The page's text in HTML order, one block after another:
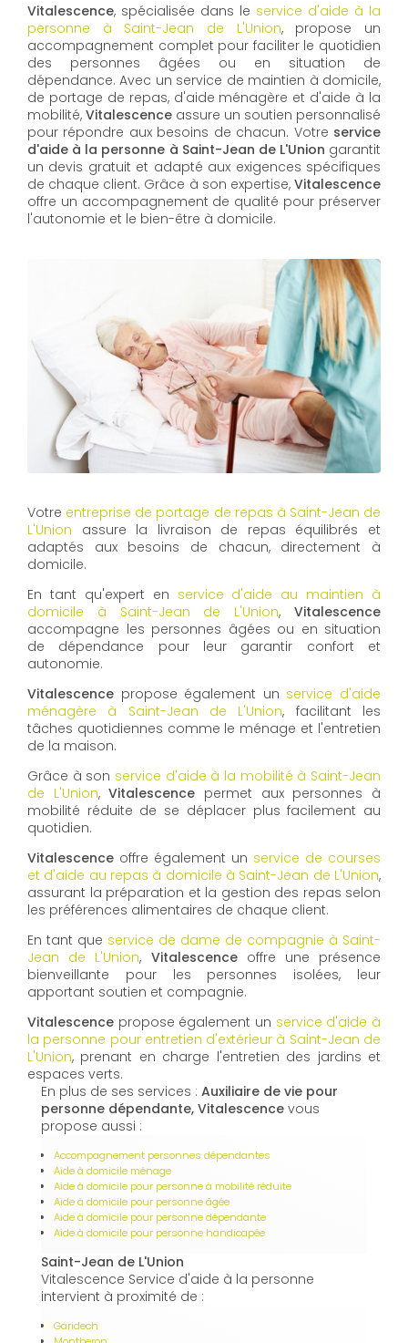
Vitalescence, spécialisée dans le service d'aide à la
personne à Saint-Jean de L'Union, propose un
accompagnement complet pour faciliter le quotidien
des personnes âgées ou en situation de
dépendance. Avec un service de maintien à domicile,
de portage de repas, d'aide ménagère et d'aide à la
mobilité, Vitalescence assure un soutien personnalisé
pour répondre aux besoins de chacun. Votre service
d'aide à la personne à Saint-Jean de L'Union garantit
un devis gratuit et adapté aux exigences spécifiques
de chaque client. Grâce à son expertise, Vitalescence
offre un accompagnement de qualité pour préserver
l'autonomie et le bien-être à domicile.
Votre entreprise de portage de repas à Saint-Jean de
L'Union assure la livraison de repas équilibrés et
adaptés aux besoins de chacun, directement à
domicile.
En tant qu'expert en service d'aide au maintien à
domicile à Saint-Jean de L'Union,Vitalescence
accompagne les personnes âgées ou en situation
de dépendance pour leur garantir confort et
autonomie.
Vitalescence propose également un service d'aide
ménagère à Saint-Jean de L'Union, facilitant les
tâches quotidiennes comme le ménage et l'entretien
de la maison.
Grâce à son service d'aide à la mobilité à Saint-Jean
de L'Union,Vitalescence permet aux personnes à
mobilité réduite de se déplacer plus facilement au
quotidien.
Vitalescence offre également un service de courses
et d'aide au repas à domicile à Saint-Jean de L'Union,
assurant la préparation et la gestion des repas selon
les préférences alimentaires de chaque client.
En tant que service de dame de compagnie à Saint-
Jean de L'Union, Vitalescenceoffre une présence
bienveillante pour les personnes isolées, leur
apportant soutien et compagnie.
Vitalescence propose également un service d'aide à
la personne pour entretien d'extérieur à Saint-Jean de
L'Union, prenant en charge l'entretien des jardins et
espaces verts.
En plus de ses services : Auxiliaire de vie pour
personne dépendante, Vitalescence vous
propose aussi :
Accompagnement personnes dépendantes
Aide à domicile ménage
Aide à domicile pour personne à mobilité réduite
Aide à domicile pour personne âgée
Aide à domicile pour personne dépendante
Aide à domicile pour personne handicapée
Saint-Jean de L'Union
Vitalescence Service d'aide à la personne
intervient à proximité de :
Garidech